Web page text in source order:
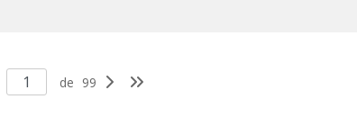
de 99